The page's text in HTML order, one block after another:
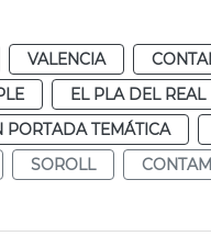
VALENCIA
EL PLA DEL REAL
PORTADA TEMÁTICA
SOROLL